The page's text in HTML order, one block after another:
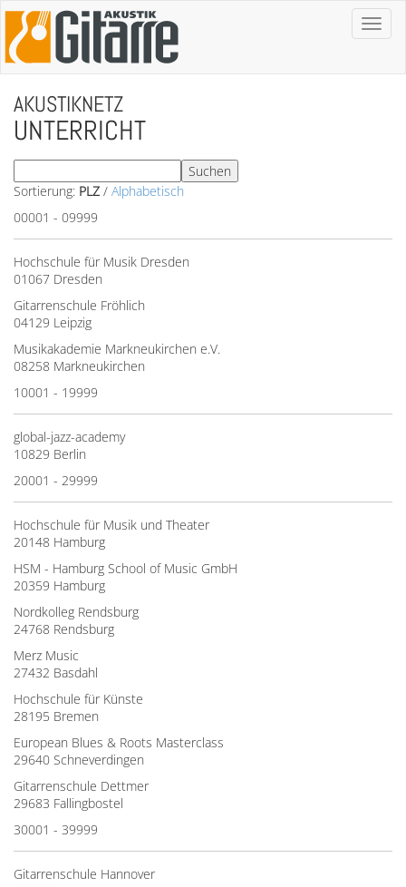
Toggle
AKUSTIKNETZ
UNTERRICHT
Sortierung: PLZ / Alphabetisch
00001 - 09999
Hochschule für Musik Dresden
01067 Dresden
Gitarrenschule Fröhlich
04129 Leipzig
Musikakademie Markneukirchen e.V.
08258 Markneukirchen
10001 - 19999
global-jazz-academy
10829 Berlin
20001 - 29999
Hochschule für Musik und Theater
20148 Hamburg
HSM - Hamburg School of Music GmbH
20359 Hamburg
Nordkolleg Rendsburg
24768 Rendsburg
Merz Music
27432 Basdahl
Hochschule für Künste
28195 Bremen
European Blues & Roots Masterclass
29640 Schneverdingen
Gitarrenschule Dettmer
29683 Fallingbostel
30001 - 39999
Gitarrenschule Hannover